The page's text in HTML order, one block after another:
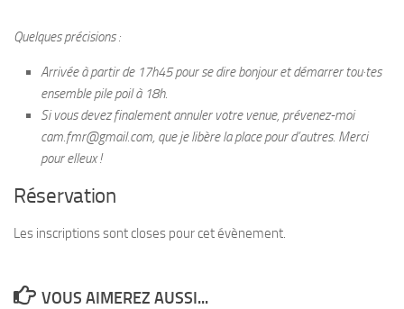
Quelques précisions :
Arrivée à partir de 17h45 pour se dire bonjour et démarrer tou·tes
ensemble pile poil à 18h.
Si vous devez finalement annuler votre venue, prévenez-moi
cam.fmr@gmail.com, que je libère la place pour d’autres. Merci
pour elleux !
Réservation
Les inscriptions sont closes pour cet évènement.
VOUS AIMEREZ AUSSI...